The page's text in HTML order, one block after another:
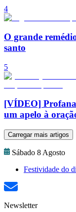
4
O grande
santo
5
[VÍDEO]
um apelo à
Carregar mais artigos
Sábado 8 Agosto
Festividade do
Newsletter